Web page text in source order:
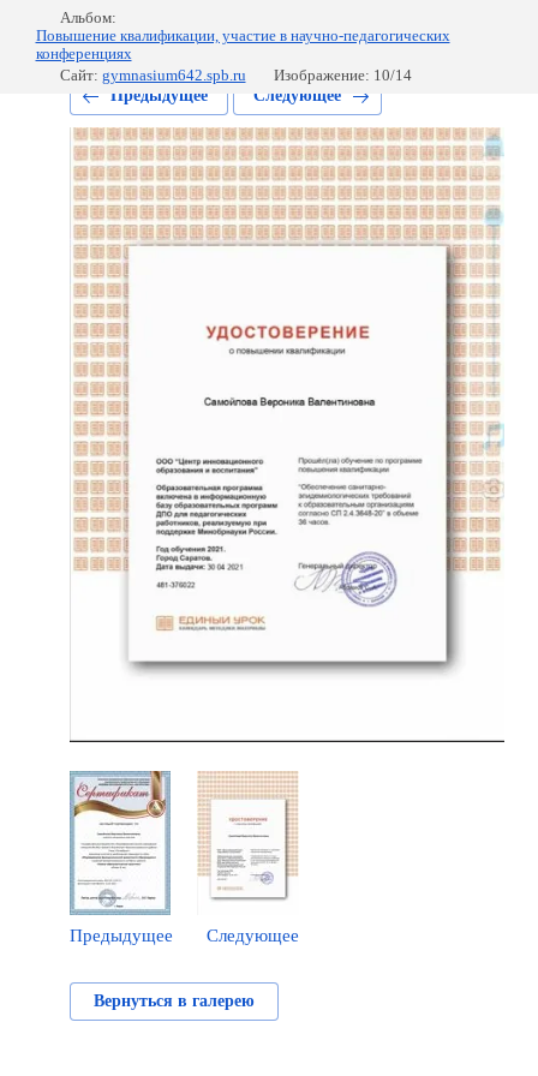
Альбом:
Повышение квалификации, участие в научно-педагогических
конференциях
Сайт: gymnasium642.spb.ru
Изображение: 10/14
Предыдущее
Следующее
Предыдущее Следующее
Вернуться в галерею